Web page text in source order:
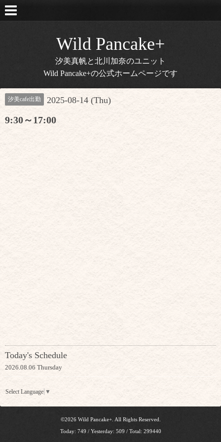
Wild Pancake+
汐美真帆と北川加奈のユニット
Wild Pancake+の公式ホームページです
汐美cafe出勤 2025-08-14 (Thu)
9:30～17:00
Today's Schedule
2026.08.06 Thursday
Select Language ▼
©2026 Wild Pancake+. All Rights Reserved.
Today: 749 / Yesterday: 509 / Total: 299440